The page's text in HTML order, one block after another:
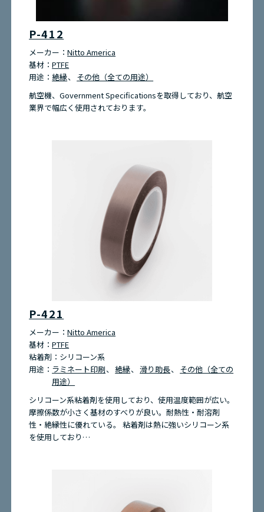
P-412
メーカー：Nitto America
基材：PTFE
用途： 絶縁
その他（全ての用途）
航空機、Government Specificationsを取得しており、航空
業界で幅広く使用されております。
P-421
メーカー：Nitto America
基材：PTFE
粘着剤： シリコーン系
用途： ラミネート印刷 絶縁 滑り助長
その他（全ての
用途）
シリコーン系粘着剤を使用しており、使用温度範囲が広い。
摩擦係数が小さく基材のすべりが良い。耐熱性・耐溶剤
性・絶縁性に優れている。 粘着剤は熱に強いシリコーン系
を使用しており…